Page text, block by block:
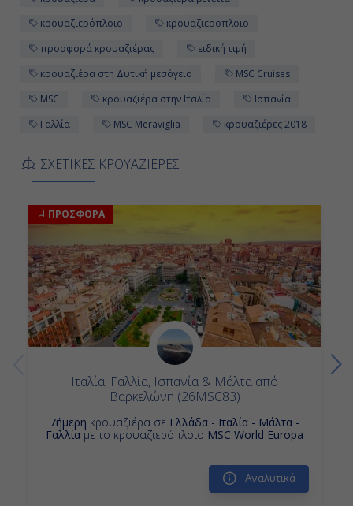
κρουαζιερόπλοιο
κρουαζιεροπλοιο
προσφορά κρουαζιέρας
ειδική τιμή
κρουαζιέρα στη Δυτική μεσόγειο
MSC Cruises
MSC
κρουαζιέρα στην Ιταλία
Ισπανία
Γαλλία
MSC Meraviglia κρουαζιέρες 2018
ΣΧΕΤΙΚΕΣ ΚΡΟΥΑΖΙΕΡΕΣ
ΠΡΟΣΦΟΡΑ
Ιταλία, Γαλλία, Ισπανία & Μάλτα από
Βαρκελώνη (26MSC83)
7ήμερη κρουαζιέρα σε Ελλάδα - Ιταλία - Μάλτα -
Γαλλία με το κρουαζιερόπλοιο MSC World Europa
Αναλυτικά